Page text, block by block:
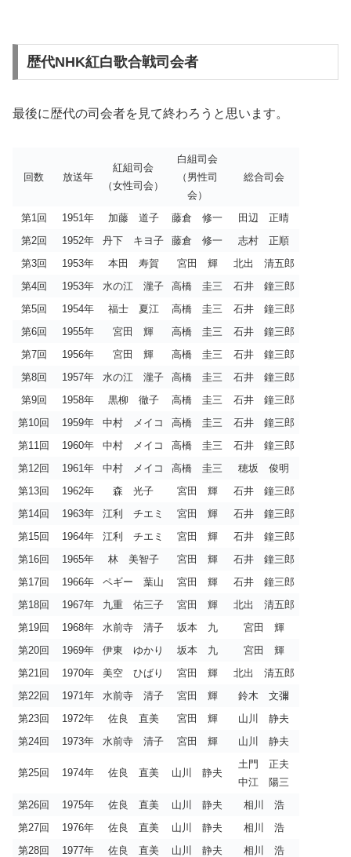
歴代NHK紅白歌合戦司会者
最後に歴代の司会者を見て終わろうと思います。
回数 放送年
紅組司会
（女性司会）
白組司会
（男性司
会）
総合司会
第1回 1951年 加藤 道子 藤倉 修一
田辺 正晴
第2回
1952年 丹下 キヨ子 藤倉 修一
志村 正順
第3回
1953年 本田 寿賀 宮田 輝
北出 清五郎
第4回
1953年 水の江 瀧子 高橋 圭三
石井 鐘三郎
第5回
1954年 福士 夏江 高橋 圭三
石井 鐘三郎
第6回
1955年 宮田 輝 高橋 圭三
石井 鐘三郎
第7回
1956年 宮田 輝 高橋 圭三
石井 鐘三郎
第8回
1957年 水の江 瀧子 高橋 圭三
石井 鐘三郎
第9回
1958年 黒柳 徹子 高橋 圭三
石井 鐘三郎
第10回
1959年 中村 メイコ 高橋 圭三
石井 鐘三郎
第11回
1960年 中村 メイコ 高橋 圭三
石井 鐘三郎
第12回
1961年 中村 メイコ 高橋 圭三
穂坂 俊明
第13回
1962年 森 光子 宮田 輝
石井 鐘三郎
第14回
1963年 江利 チエミ 宮田 輝
石井 鐘三郎
第15回
1964年 江利 チエミ 宮田 輝
石井 鐘三郎
第16回
1965年 林 美智子 宮田 輝
石井 鐘三郎
第17回
1966年 ペギー 葉山 宮田 輝
石井 鐘三郎
第18回
1967年 九重 佑三子 宮田 輝
北出 清五郎
第19回
1968年 水前寺 清子 坂本 九
宮田 輝
第20回
1969年 伊東 ゆかり 坂本 九
宮田 輝
第21回
1970年 美空 ひばり 宮田 輝
北出 清五郎
第22回
1971年 水前寺 清子 宮田 輝
鈴木 文彌
第23回
1972年 佐良 直美 宮田 輝
山川 静夫
第24回
1973年 水前寺 清子 宮田 輝 山川 静夫
第25回 1974年 佐良 直美 山川 静夫
土門 正夫
中江 陽三
第26回
1975年 佐良 直美 山川 静夫
相川 浩
第27回
1976年 佐良 直美 山川 静夫
相川 浩
第28回
1977年 佐良 直美 山川 静夫
相川 浩